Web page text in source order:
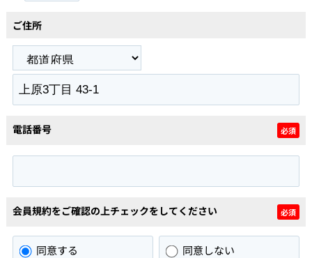
ご住所
電話番号 必須
会員規約をご確認の上チェックをしてください 必須
同意する 同意しない